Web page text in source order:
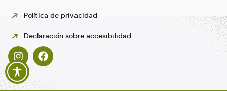
Política de privacidad
Declaración sobre accesibilidad
Français
Italiano